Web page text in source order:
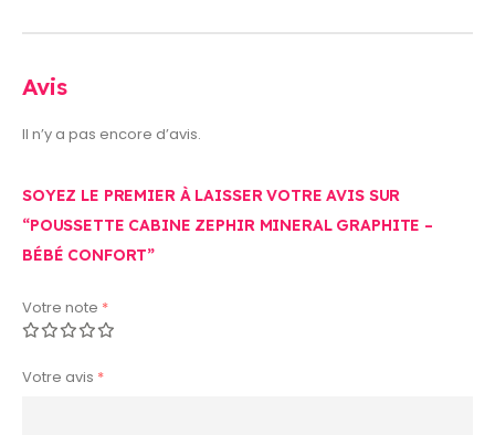
Avis
Il n’y a pas encore d’avis.
SOYEZ LE PREMIER À LAISSER VOTRE AVIS SUR
“POUSSETTE CABINE ZEPHIR MINERAL GRAPHITE –
BÉBÉ CONFORT”
Votre note *
Votre avis *